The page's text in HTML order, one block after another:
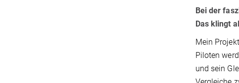
Bei der
Das klingt
Mein
Piloten
und sein